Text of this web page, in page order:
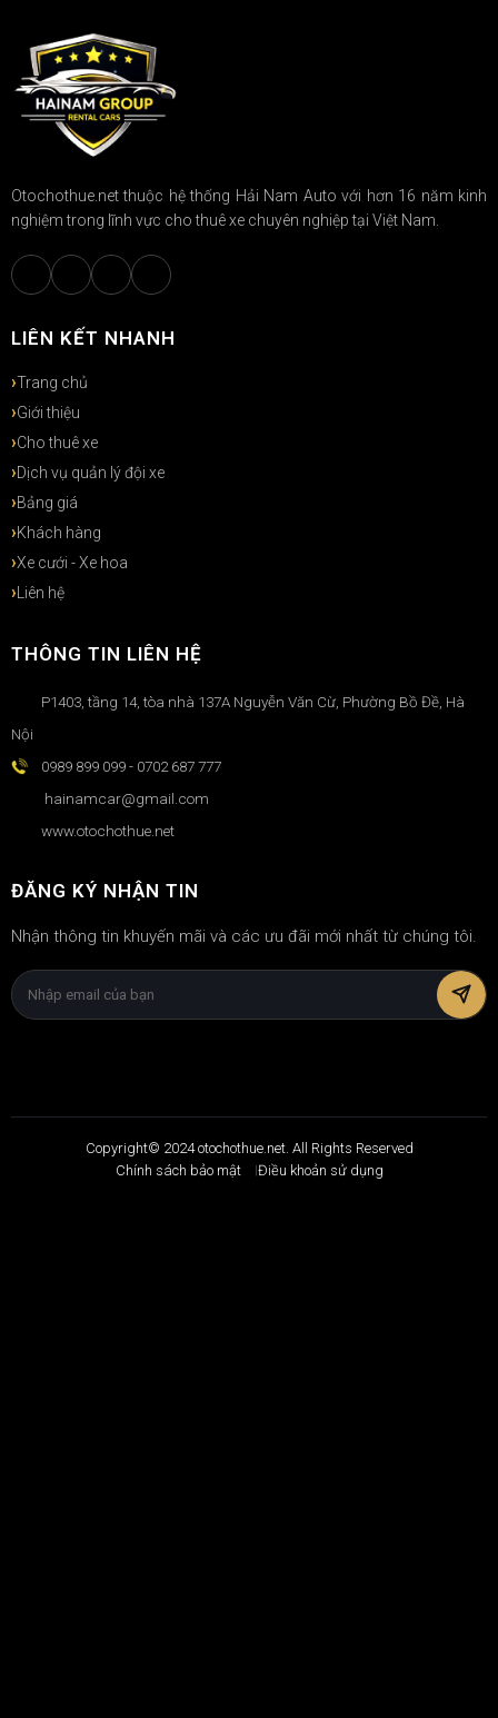
Otochothue.net thuộc hệ thống Hải Nam Auto với hơn 16 năm kinh
nghiệm trong lĩnh vực cho thuê xe chuyên nghiệp tại Việt Nam.
LIÊN KẾT NHANH
Trang chủ
Giới thiệu
Cho thuê xe
Dịch vụ quản lý đội xe
Bảng giá
Khách hàng
Xe cưới - Xe hoa
Liên hệ
THÔNG TIN LIÊN HỆ
P1403, tầng 14, tòa nhà 137A Nguyễn Văn Cừ, Phường Bồ Đề, Hà
Nội
0989 899 099 - 0702 687 777
hainamcar@gmail.com
www.otochothue.net
ĐĂNG KÝ NHẬN TIN
Nhận thông tin khuyến mãi và các ưu đãi mới nhất từ chúng tôi.
Copyright© 2024 otochothue.net. All Rights Reserved
Chính sách bảo mật
Điều khoản sử dụng